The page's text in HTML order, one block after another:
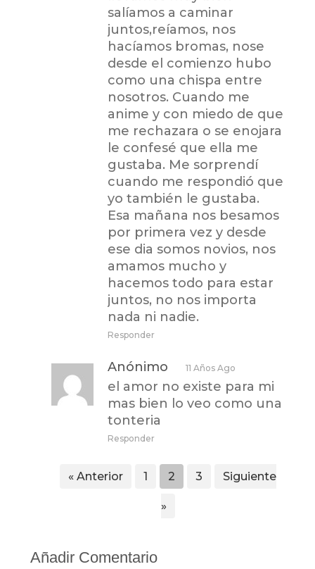
salíamos a caminar
juntos,reíamos, nos
hacíamos bromas, nose
desde el comienzo hubo
como una chispa entre
nosotros. Cuando me
anime y con miedo de que
me rechazara o se enojara
le confesé que ella me
gustaba. Me sorprendí
cuando me respondió que
yo también le gustaba.
Esa mañana nos besamos
por primera vez y desde
ese dia somos novios, nos
amamos mucho y
hacemos todo para estar
juntos, no nos importa
nada ni nadie.
Responder
Anónimo 11 Años Ago
el amor no existe para mi
mas bien lo veo como una
tonteria
Responder
« Anterior 1 2 3 Siguiente
»
Añadir Comentario